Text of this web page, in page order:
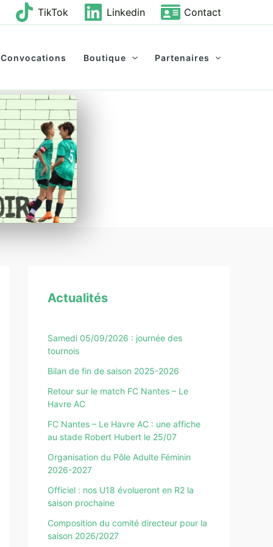
TikTok Linkedin Contact
Convocations Boutique Partenaires
Actualités
Samedi 05/09/2026 : journée des
tournois
Bilan de fin de saison 2025-2026
Retour sur le match FC Nantes – Le
Havre AC
FC Nantes – Le Havre AC : une affiche
au stade Robert Hubert le 25/07
Organisation du Pôle Adulte Féminin
2026-2027
Officiel : nos U18 évolueront en R2 la
saison prochaine
Composition du comité directeur pour la
saison 2026/2027